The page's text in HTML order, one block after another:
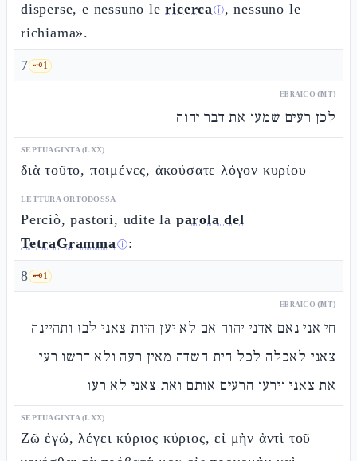
disperse, e nessuno lericercaⓘ, nessuno le
richiama».
7 🗝️1
EBRAICO (MT)
לכן רעים שמעו את דבר יהוה
SEPTUAGINTA (LXX)
διὰ τοῦτο, ποιμένες, ἀκούσατε λόγον κυρίου
LETTURA ORTODOSSA
Perciò, pastori, udite la parola del
TetraGrammaⓘ:
8 🗝️1
EBRAICO (MT)
חי אני נאם אדני יהוה אם לא יען היות צאני לבז ותהיינה
צאני לאכלה לכל חית השדה מאין רעה ולא דרשו רעי
את צאני וירעו הרעים אותם ואת צאני לא רעו
SEPTUAGINTA (LXX)
Ζῶ ἐγώ, λέγει κύριος κύριος, εἰ μὴν ἀντὶ τοῦ